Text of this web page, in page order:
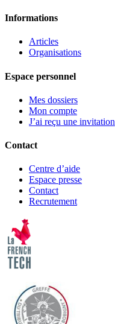
Informations
Articles
Organisations
Espace personnel
Mes dossiers
Mon compte
J’ai reçu une invitation
Contact
Centre d’aide
Espace presse
Contact
Recrutement